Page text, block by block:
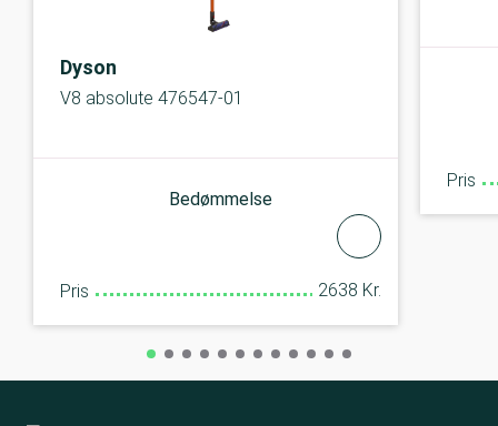
Dyson
V8 absolute 476547-01
Bedømmelse
Pris 2638 Kr.
Pris